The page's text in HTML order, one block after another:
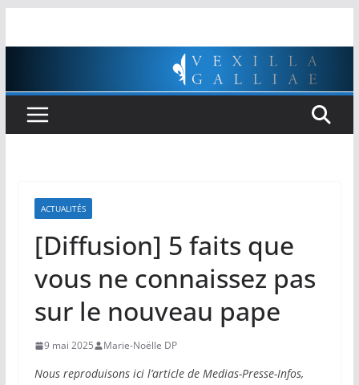
ACTUALITÉS
[Diffusion] 5 faits que
vous ne connaissez pas
sur le nouveau pape
9 mai 2025 Marie-Noëlle DP
Nous reproduisons ici l’article de Medias-Presse-Infos,